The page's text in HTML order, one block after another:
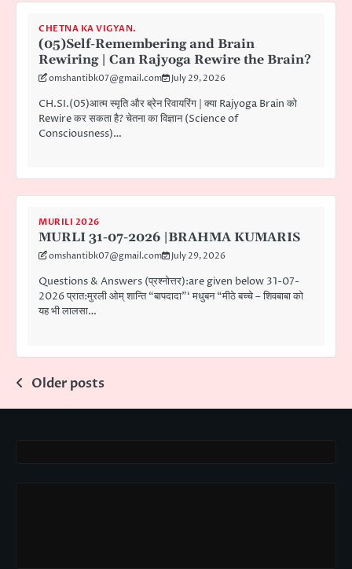
CHETNA KA VIGYAN.
(05)Self-Remembering and Brain
Rewiring | Can Rajyoga Rewire the Brain?
omshantibk07@gmail.com July 29, 2026
CH.SI.(05)आत्म स्मृति और ब्रेन रिवायरिंग | क्या Rajyoga Brain को
Rewire कर सकता है? चेतना का विज्ञान (Science of
Consciousness)…
MURILI 2026
MURLI 31-07-2026 |BRAHMA KUMARIS
omshantibk07@gmail.com July 29, 2026
Questions & Answers (प्रश्नोत्तर):are given below 31-07-
2026 प्रात:मुरली ओम् शान्ति “बापदादा”‘ मधुबन “मीठे बच्चे – शिवबाबा को
यह भी लालसा…
Posts
navigation
Older posts